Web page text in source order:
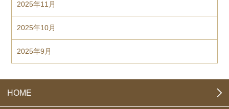
2025年11月
2025年10月
2025年9月
HOME